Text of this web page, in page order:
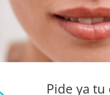
Pide ya tu